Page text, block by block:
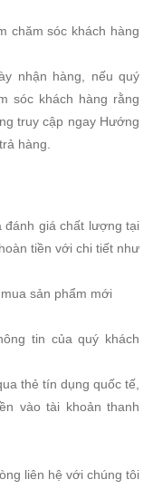
chăm sóc khách hàng
nhận hàng, nếu quý
sóc khách hàng rằng
truy cập ngay Hướng
hàng.
đánh giá chất lượng tại
tiền với chi tiết như
sản phẩm mới
tin của quý khách
thẻ tín dụng quốc tế,
vào tài khoản thanh
liên hệ với chúng tôi